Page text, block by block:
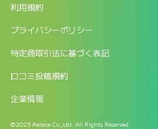
返金申請フォーム
利用規約
プライバシーポリシー
特定商取引法に基づく表記
口コミ投稿規約
企業情報
©2025 Relace Co.,Ltd. All Rights Reserved.